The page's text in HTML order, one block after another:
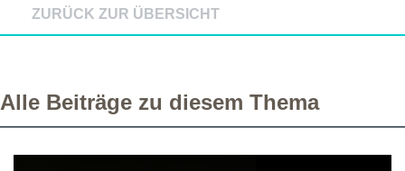
ZURÜCK ZUR ÜBERSICHT
Alle Beiträge zu diesem Thema